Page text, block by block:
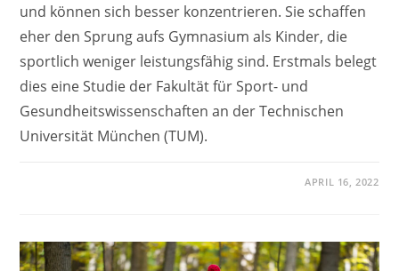
und können sich besser konzentrieren. Sie schaffen
eher den Sprung aufs Gymnasium als Kinder, die
sportlich weniger leistungsfähig sind. Erstmals belegt
dies eine Studie der Fakultät für Sport- und
Gesundheitswissenschaften an der Technischen
Universität München (TUM).
APRIL 16, 2022